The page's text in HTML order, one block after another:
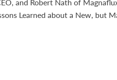
Learned about a New,